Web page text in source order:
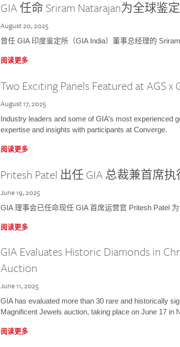
GIA 任命 Sriram Natarajan为全球
August 20, 2025
曾任 GIA 印度鉴定所（GIA India）董事总经理的
阅读更多
Two Exciting Panels Featured at AGS x
August 17, 2025
Industry leaders and some of GIA’s most experienced
expertise and insights with participants at Converge.
阅读更多
Pritesh Patel 出任 GIA 总裁兼首席
June 19, 2025
GIA 理事会已任命现任 GIA 首席运营官 Pritesh Patel
阅读更多
GIA Evaluates Historic Diamonds in
Auction
June 11, 2025
GIA has evaluated more than 30 rare and historically
Magnificent Jewels auction, taking place on June 17 in
阅读更多